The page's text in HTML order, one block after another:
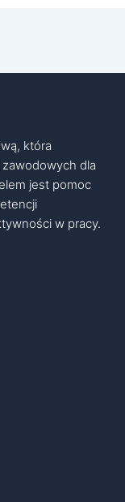
która
dla
jest pomoc
w pracy.